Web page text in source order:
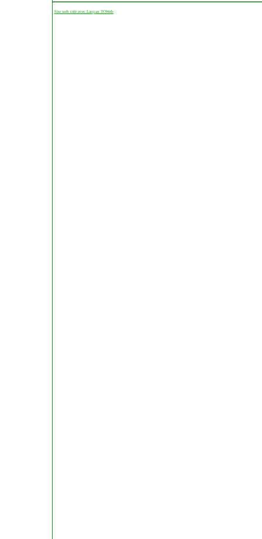
Site web créé avec Lauyan TOWeb